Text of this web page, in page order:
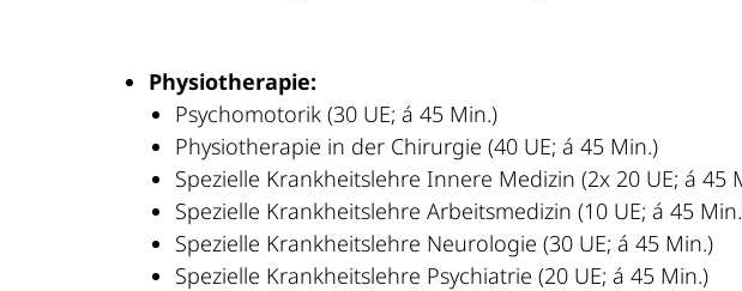
Physiotherapie:
Psychomotorik (30 UE; á 45
Physiotherapie in der Chirurgie (40 UE; á 45 Min.)
Spezielle Krankheitslehre Innere Medizin (2x 20 UE; á 45
Spezielle Krankheitslehre Arbeitsmedizin (10 UE; á 45
Spezielle Krankheitslehre Neurologie (30 UE; á 45 Min.)
Spezielle Krankheitslehre Psychiatrie (20 UE; á 45 Min.)